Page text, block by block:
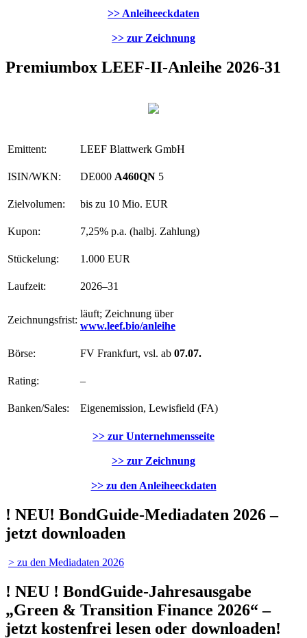
>> Anleiheeckdaten
>> zur Zeichnung
Premiumbox LEEF-II-Anleihe 2026-31
Emittent: LEEF Blattwerk GmbH
ISIN/WKN: DE000 A460QN 5
Zielvolumen: bis zu 10 Mio. EUR
Kupon: 7,25% p.a. (halbj. Zahlung)
Stückelung: 1.000 EUR
Laufzeit: 2026–31
Zeichnungsfrist:
läuft; Zeichnung über
www.leef.bio/anleihe
Börse: FV Frankfurt, vsl. ab 07.07.
Rating: –
Banken/Sales: Eigenemission, Lewisfield (FA)
>> zur Unternehmensseite
>> zur Zeichnung
>> zu den Anleiheeckdaten
! NEU! BondGuide-Mediadaten 2026 –
jetzt downloaden
> zu den Mediadaten 2026
! NEU ! BondGuide-Jahresausgabe
„Green & Transition Finance 2026“ –
jetzt kostenfrei lesen oder downloaden!